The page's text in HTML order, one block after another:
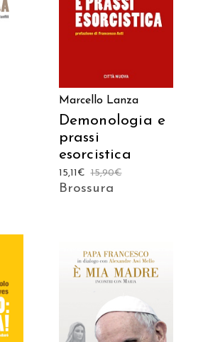
CARRELLO
Marcello Lanza
Demonologia e
prassi
esorcistica
15,90€
15,11 €
Brossura
AGGIUNGI AL
CARRELLO